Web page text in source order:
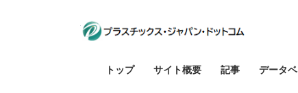
トップ サイト概要 記事 データ